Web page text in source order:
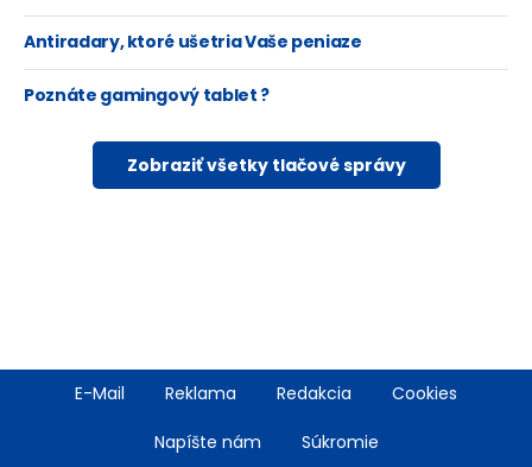
Antiradary, ktoré ušetria Vaše peniaze
Poznáte gamingový tablet ?
Zobraziť všetky tlačové správy
FooterE-Mail Reklama Redakcia Cookies
Napíšte nám Súkromie